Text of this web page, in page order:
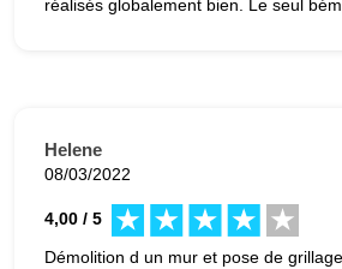
réalisés globalement bien. Le seul
Helene
08/03/2022
4,00 / 5
Démolition d un mur et pose de